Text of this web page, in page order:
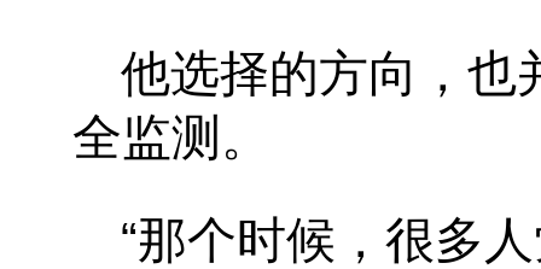
他选择的方向，也
全监测。
“那个时候，很多